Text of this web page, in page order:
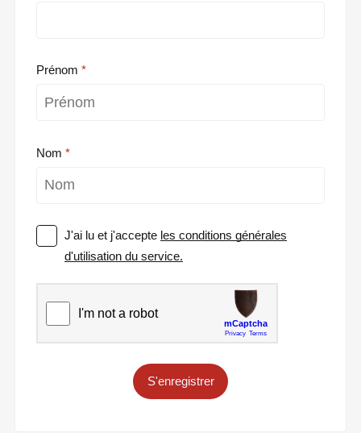
Prénom
Nom
J'ai lu et j'accepte les conditions générales
d'utilisation du service.
S'enregistrer